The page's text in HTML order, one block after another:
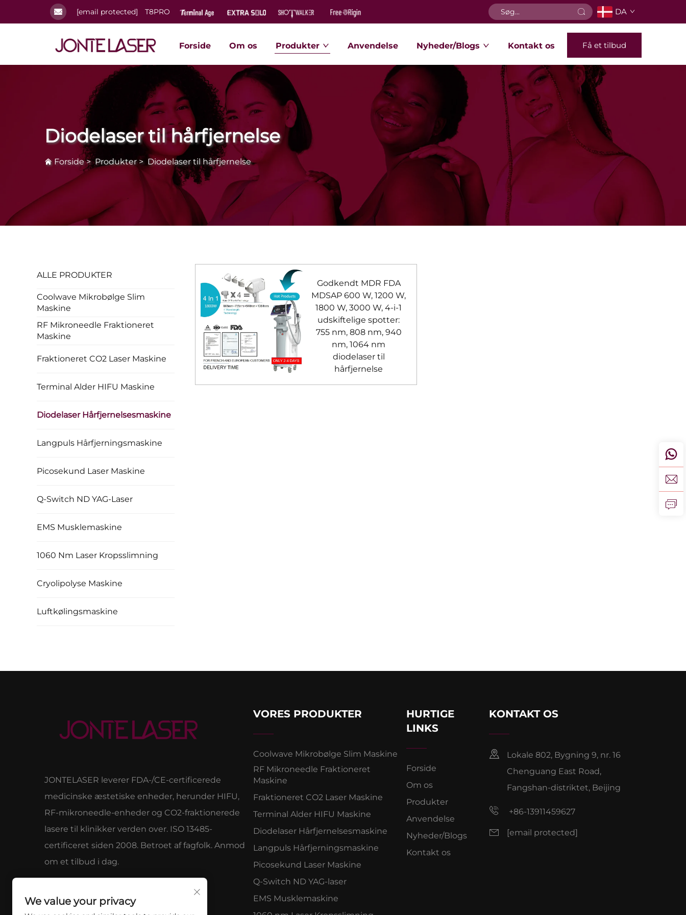
[email protected] T8PRO DA
Forside Om os Produkter Anvendelse Nyheder/Blogs Kontakt os Få et tilbud
Diodelaser til hårfjernelse
Forside>Produkter> Diodelaser til hårfjernelse
ALLE PRODUKTER
Coolwave Mikrobølge Slim
Maskine
RF Mikroneedle Fraktioneret
Maskine
Fraktioneret CO2 Laser Maskine
Terminal Alder HIFU Maskine
Diodelaser Hårfjernelsesmaskine
Langpuls Hårfjerningsmaskine
Picosekund Laser Maskine
Q-Switch ND YAG-Laser
EMS Musklemaskine
1060 Nm Laser Kropsslimning
Cryolipolyse Maskine
Luftkølingsmaskine
Godkendt MDR FDA
MDSAP 600 W, 1200 W,
1800 W, 3000 W, 4-i-1
udskiftelige spotter:
755 nm, 808 nm, 940
nm, 1064 nm
diodelaser til
hårfjernelse
JONTELASER leverer FDA-/CE-certificerede
medicinske æstetiske enheder, herunder HIFU,
RF-mikroneedle-enheder og CO2-fraktionerede
lasere til klinikker verden over. ISO 13485-
certificeret siden 2008. Betroet af fagfolk. Anmod
om et tilbud i dag.
VORES PRODUKTER
Coolwave Mikrobølge Slim Maskine
RF Mikroneedle Fraktioneret
Maskine
Fraktioneret CO2 Laser Maskine
Terminal Alder HIFU Maskine
Diodelaser Hårfjernelsesmaskine
Langpuls Hårfjerningsmaskine
Picosekund Laser Maskine
Q-Switch ND YAG-laser
EMS Musklemaskine
HURTIGE
LINKS
Forside
Om os
Produkter
Anvendelse
Nyheder/Blogs
Kontakt os
KONTAKT OS
Lokale 802, Bygning 9, nr. 16
Chenguang East Road,
Fangshan-distriktet, Beijing
+86-13911459627
[email protected]
We value your privacy